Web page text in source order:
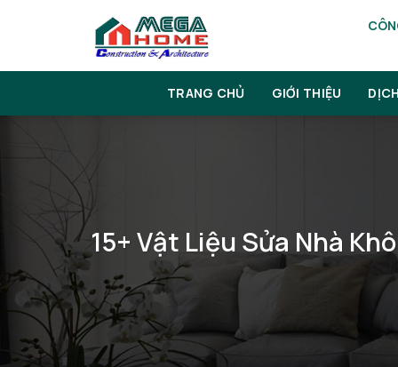
TRANG CHỦ GIỚI THIỆU
15+ Vật Liệu Sửa Nhà